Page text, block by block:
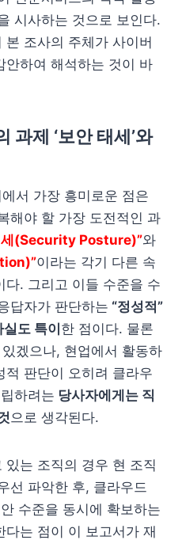
시사하는 것으로 보인다.
본 조사의 주체가 사이버
안하여 해석하는 것이 바
과제 ‘보안 태세’와
서 가장 흥미로운 점은
해야 할 가장 도전적인 과
세(Security Posture)”와
이라는 각기 다른 속
다. 그리고 이들 수준을 수
답자가 판단하는 “정성적”
도 특이한 점이다. 물론
겠으나, 현업에서 활동하
적 판단이 오히려 클라우
하려는 당사자에게는 직
으로 생각된다.
는 조직의 경우 현 조직
선 파악한 후, 클라우드
수준을 동시에 확보하는
는 점이 이 보고서가 재